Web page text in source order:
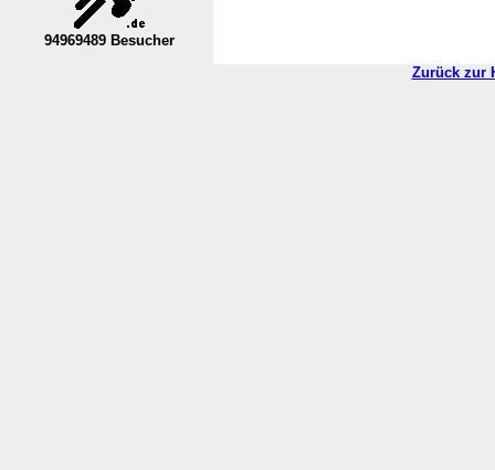
94969489 Besucher
Zurück zur